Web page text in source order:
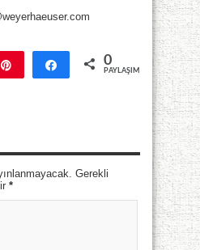
Paylaş 0
PAYLAŞIMLAR
Gerekli
*